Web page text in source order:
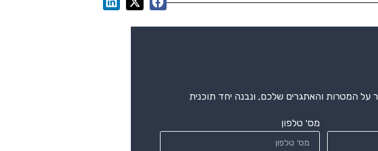
המטרות והאתגרים שלכם, ונבנה יחד תוכנית
מס׳ טלפון